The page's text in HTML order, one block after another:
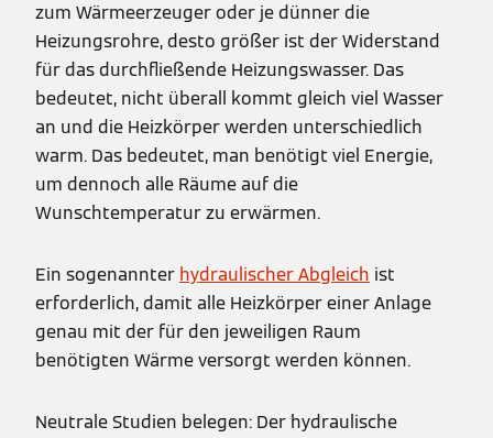
zum Wärmeerzeuger oder je dünner die
Heizungsrohre, desto größer ist der Widerstand
für das durchfließende Heizungswasser. Das
bedeutet, nicht überall kommt gleich viel Wasser
an und die Heizkörper werden unterschiedlich
warm. Das bedeutet, man benötigt viel Energie,
um dennoch alle Räume auf die
Wunschtemperatur zu erwärmen.
Ein sogenannter hydraulischer Abgleich ist
erforderlich, damit alle Heizkörper einer Anlage
genau mit der für den jeweiligen Raum
benötigten Wärme versorgt werden können.
Neutrale Studien belegen: Der hydraulische